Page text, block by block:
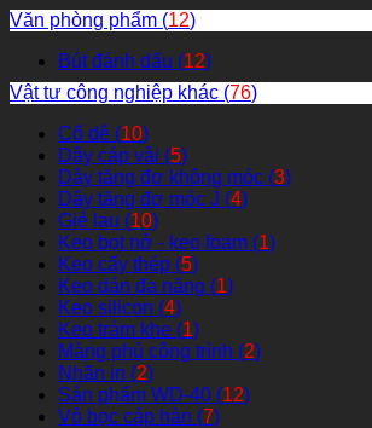
Văn phòng phẩm (12)
Bút đánh dấu (12)
Vật tư công nghiệp khác (76)
Cổ dê (10)
Dây cáp vải (5)
Dây tăng đơ không móc (3)
Dây tăng đơ móc J (4)
Giẻ lau (10)
Keo bọt nở - keo foam (1)
Keo cấy thép (5)
Keo dán đa năng (1)
Keo silicon (4)
Keo trám khe (1)
Màng phủ công trình (2)
Nhãn in (2)
Sản phẩm WD-40 (12)
Vỏ bọc cáp hàn (7)